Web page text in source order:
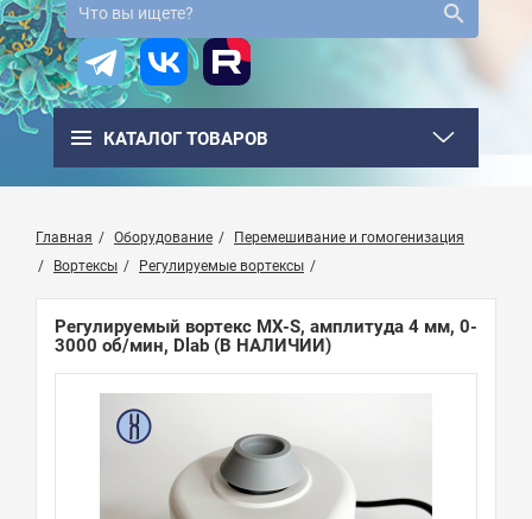
КАТАЛОГ ТОВАРОВ
Главная Оборудование
Перемешивание и гомогенизация
Вортексы
Регулируемые вортексы
Регулируемый вортекс MX-S, амплитуда 4 мм, 0-
3000 об/мин, Dlab (В НАЛИЧИИ)